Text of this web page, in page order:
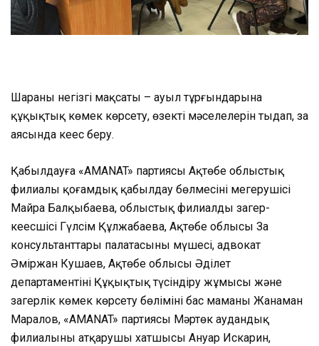
Шараның негізгі мақсаты – ауыл тұрғындарына
құқықтық көмек көрсету, өзекті мәселелерін тыңдап, заң
аясында кеңес беру.
Қабылдауға «AMANAT» партиясы Ақтөбе облыстық
филиалы қоғамдық қабылдау бөлмесінің меңгерушісі
Майра Балқыбаева, облыстық филиалдың заңгер-
кеңесшісі Гүлсім Құлжабаева, Ақтөбе облысы Заң
консультанттары палатасының мүшесі, адвокат
Әміржан Кушаев, Ақтөбе облысы Әділет
департаментінің Құқықтық түсіндіру жұмысы және
заңгерлік көмек көрсету бөлімінің бас маманы Жанаман
Маралов, «AMANAT» партиясы Мәртөк аудандық
филиалының атқарушы хатшысы Ануар Искарин,